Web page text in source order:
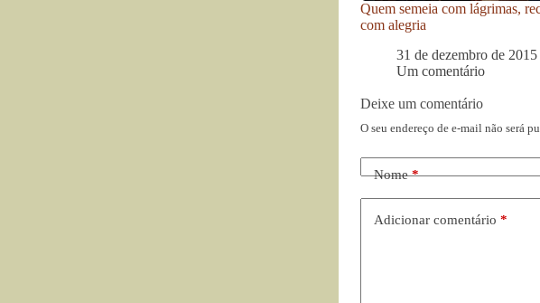
Quem semeia com lágrimas,
com alegria
31 de dezembro de 2015
Um comentário
Deixe um comentário
O seu endereço de e-mail não será
Nome*
Adicionar comentário *